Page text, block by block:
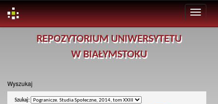
REPOZYTORIUM UNIWERSYTETU
W BIAŁYMSTOKU
Wyszukaj
Szukaj: